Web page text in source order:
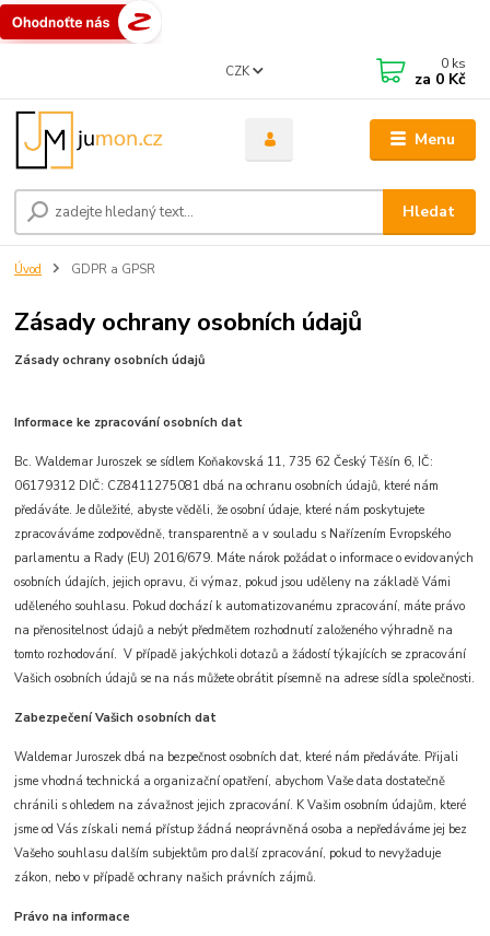
Menu
CZK
Hledat
0 ks
za 0 Kč
Úvod GDPR a GPSR
Zásady ochrany osobních údajů
Zásady ochrany osobních údajů
Informace ke zpracování osobních dat
Bc. Waldemar Juroszek se sídlem Koňakovská 11, 735 62 Český Těšín 6, IČ:
06179312 DIČ: CZ8411275081 dbá na ochranu osobních údajů, které nám
předáváte. Je důležité, abyste věděli, že osobní údaje, které nám poskytujete
zpracováváme zodpovědně, transparentně a v souladu s Nařízením Evropského
parlamentu a Rady (EU) 2016/679. Máte nárok požádat o informace o evidovaných
osobních údajích, jejich opravu, či výmaz, pokud jsou uděleny na základě Vámi
uděleného souhlasu. Pokud dochází k automatizovanému zpracování, máte právo
na přenositelnost údajů a nebýt předmětem rozhodnutí založeného výhradně na
tomto rozhodování. V případě jakýchkoli dotazů a žádostí týkajících se zpracování
Vašich osobních údajů se na nás můžete obrátit písemně na adrese sídla společnosti.
Zabezpečení Vašich osobních dat
Waldemar Juroszek dbá na bezpečnost osobních dat, které nám předáváte. Přijali
jsme vhodná technická a organizační opatření, abychom Vaše data dostatečně
chránili s ohledem na závažnost jejich zpracování. K Vašim osobním údajům, které
jsme od Vás získali nemá přístup žádná neoprávněná osoba a nepředáváme jej bez
Vašeho souhlasu dalším subjektům pro další zpracování, pokud to nevyžaduje
zákon, nebo v případě ochrany našich právních zájmů.
Právo na informace